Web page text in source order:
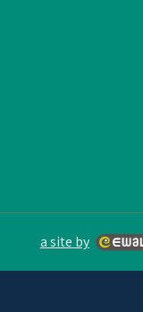
a site by